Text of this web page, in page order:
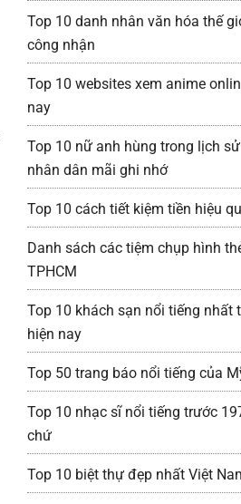
Top 10 danh nhân văn hóa thế
công nhận
Top 10 websites xem anime
nay
Top 10 nữ anh hùng trong lịch
nhân dân mãi ghi nhớ
Top 10 cách tiết kiệm tiền hiệu
Danh sách các tiệm chụp hình
TPHCM
Top 10 khách sạn nổi tiếng nhất
hiện nay
Top 50 trang báo nổi tiếng của
Top 10 nhạc sĩ nổi tiếng trước
chứ
Top 10 biệt thự đẹp nhất Việt